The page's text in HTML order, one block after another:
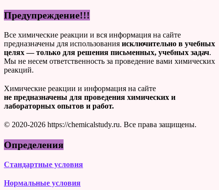
Предупреждение!!!
Все химические реакции и вся информация на сайте
предназначены для использования исключительно в учебных
целях — только для решения письменных, учебных задач.
Мы не несем ответственность за проведение вами химических
реакций.
Химические реакции и информация на сайте
не предназначены для проведения химических и
лабораторных опытов и работ.
© 2020-2026 https://chemicalstudy.ru. Все права защищены.
Определения
Стандартные условия
Нормальные условия